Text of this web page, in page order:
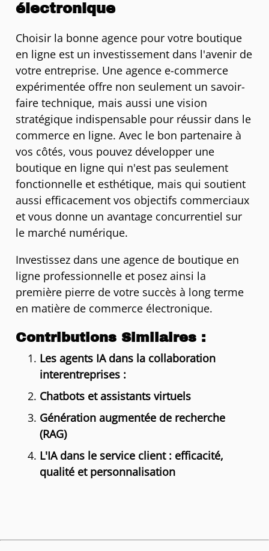
électronique
Choisir la bonne agence pour votre boutique
en ligne est un investissement dans l'avenir de
votre entreprise. Une agence e-commerce
expérimentée offre non seulement un savoir-
faire technique, mais aussi une vision
stratégique indispensable pour réussir dans le
commerce en ligne. Avec le bon partenaire à
vos côtés, vous pouvez développer une
boutique en ligne qui n'est pas seulement
fonctionnelle et esthétique, mais qui soutient
aussi efficacement vos objectifs commerciaux
et vous donne un avantage concurrentiel sur
le marché numérique.
Investissez dans une agence de boutique en
ligne professionnelle et posez ainsi la
première pierre de votre succès à long terme
en matière de commerce électronique.
Contributions Similaires :
Les agents IA dans la collaboration
interentreprises :
Chatbots et assistants virtuels
Génération augmentée de recherche
(RAG)
L'IA dans le service client : efficacité,
qualité et personnalisation